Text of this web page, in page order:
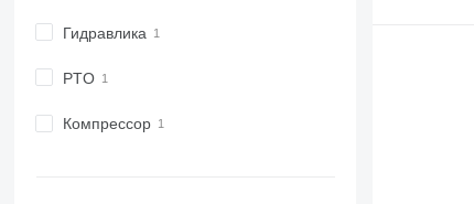
Гидравлика
PTO
Компрессор